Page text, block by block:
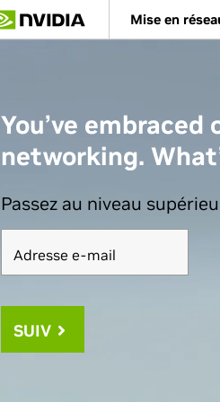
Mise en
You’ve embraced
networking.
Passez au niveau
Adresse e-mail
SUIV